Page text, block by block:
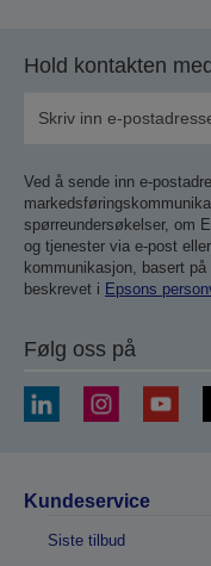
Hold kontakten
Ved å sende inn e-
spørreundersøkelser, om
og tjenester via e-post
kommunikasjon, basert
beskrevet i Epsons
Følg oss på
Kundeservice
Siste tilbud